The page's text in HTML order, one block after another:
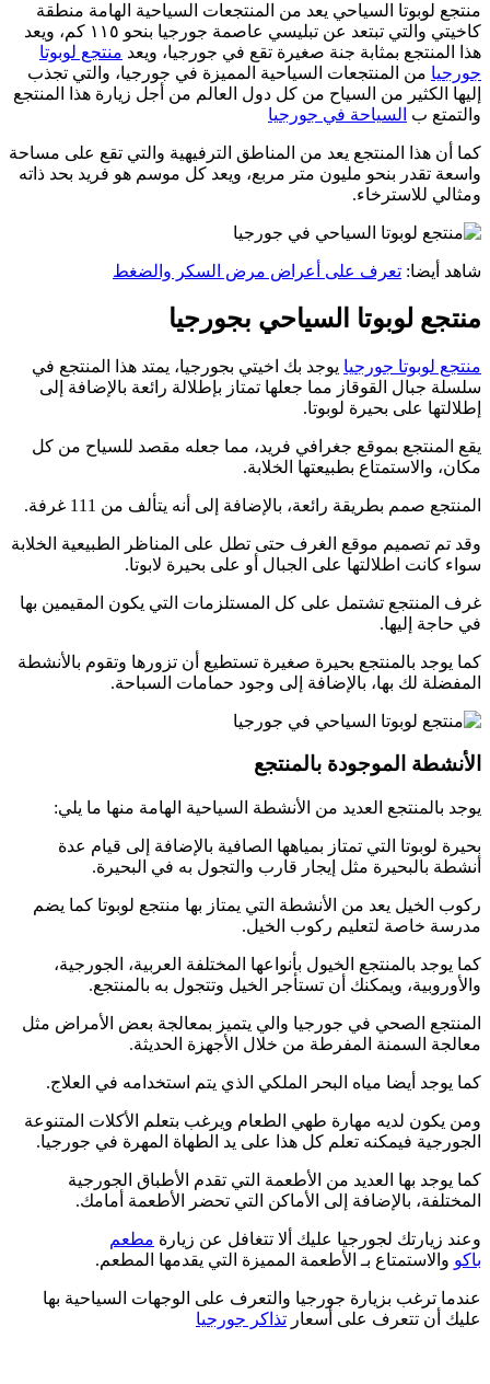
منتجع لوبوتا السياحي يعد من المنتجعات السياحية الهامة منطقة
كاخيتي والتي تبتعد عن تبليسي عاصمة جورجيا بنحو ١١٥ كم، ويعد
هذا المنتجع بمثابة جنة صغيرة تقع في جورجيا، ويعد منتجع لوبوتا
جورجيا من المنتجعات السياحية المميزة في جورجيا، والتي تجذب
إليها الكثير من السياح من كل دول العالم من أجل زيارة هذا المنتجع
والتمتع ب السياحة في جورجيا
كما أن هذا المنتجع يعد من المناطق الترفيهية والتي تقع على مساحة
واسعة تقدر بنحو مليون متر مربع، ويعد كل موسم هو فريد بحد ذاته
ومثالي للاسترخاء.
شاهد أيضا: تعرف على أعراض مرض السكر والضغط
منتجع لوبوتا السياحي بجورجيا
منتجع لوبوتا جورجيا يوجد بك اخيتي بجورجيا، يمتد هذا المنتجع في
سلسلة جبال القوقاز مما جعلها تمتاز بإطلالة رائعة بالإضافة إلى
إطلالتها على بحيرة لوبوتا.
يقع المنتجع بموقع جغرافي فريد، مما جعله مقصد للسياح من كل
مكان، والاستمتاع بطبيعتها الخلابة.
المنتجع صمم بطريقة رائعة، بالإضافة إلى أنه يتألف من 111 غرفة.
وقد تم تصميم موقع الغرف حتى تطل على المناظر الطبيعية الخلابة
سواء كانت اطلالتها على الجبال أو على بحيرة لابوتا.
غرف المنتجع تشتمل على كل المستلزمات التي يكون المقيمين بها
في حاجة إليها.
كما يوجد بالمنتجع بحيرة صغيرة تستطيع أن تزورها وتقوم بالأنشطة
المفضلة لك بها، بالإضافة إلى وجود حمامات السباحة.
الأنشطة الموجودة بالمنتجع
يوجد بالمنتجع العديد من الأنشطة السياحية الهامة منها ما يلي:
بحيرة لوبوتا التي تمتاز بمياهها الصافية بالإضافة إلى قيام عدة
أنشطة بالبحيرة مثل إيجار قارب والتجول به في البحيرة.
ركوب الخيل يعد من الأنشطة التي يمتاز بها منتجع لوبوتا كما يضم
مدرسة خاصة لتعليم ركوب الخيل.
كما يوجد بالمنتجع الخيول بأنواعها المختلفة العربية، الجورجية،
والأوروبية، ويمكنك أن تستأجر الخيل وتتجول به بالمنتجع.
المنتجع الصحي في جورجيا والي يتميز بمعالجة بعض الأمراض مثل
معالجة السمنة المفرطة من خلال الأجهزة الحديثة.
كما يوجد أيضا مياه البحر الملكي الذي يتم استخدامه في العلاج.
ومن يكون لديه مهارة طهي الطعام ويرغب بتعلم الأكلات المتنوعة
الجورجية فيمكنه تعلم كل هذا على يد الطهاة المهرة في جورجيا.
كما يوجد بها العديد من الأطعمة التي تقدم الأطباق الجورجية
المختلفة، بالإضافة إلى الأماكن التي تحضر الأطعمة أمامك.
وعند زيارتك لجورجيا عليك ألا تتغافل عن زيارة مطعم
باكو والاستمتاع بـ الأطعمة المميزة التي يقدمها المطعم.
عندما ترغب بزيارة جورجيا والتعرف على الوجهات السياحية بها
عليك أن تتعرف على أسعار تذاكر جورجيا